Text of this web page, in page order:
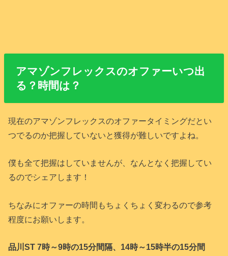
アマゾンフレックスのオファーいつ出
る？時間は？
現在のアマゾンフレックスのオファータイミングだとい
つでるのか把握していないと獲得が難しいですよね。
僕も全て把握はしていませんが、なんとなく把握してい
るのでシェアします！
ちなみにオファーの時間もちょくちょく変わるので参考
程度にお願いします。
品川ST 7時～9時の15分間隔、14時～15時半の15分間